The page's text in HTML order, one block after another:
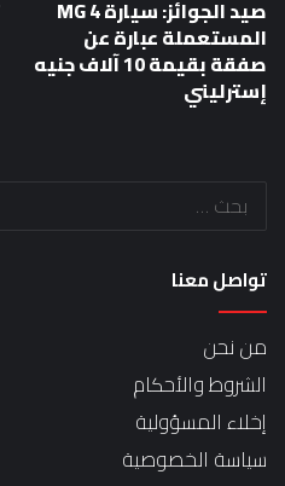
صيد الجوائز: سيارة MG 4
المستعملة عبارة عن
صفقة بقيمة 10 آلاف جنيه
إسترليني
تواصل معنا
من نحن
الشروط والأحكام
إخلاء المسؤولية
سياسة الخصوصية